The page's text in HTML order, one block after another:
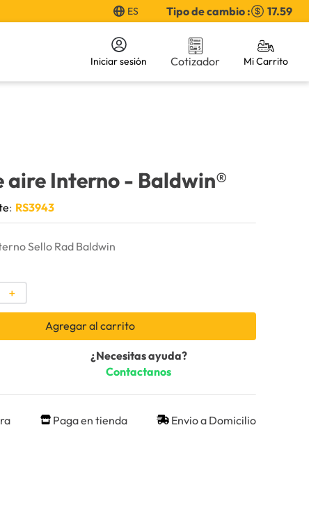
ES Tipo de cambio : 17.59
Iniciar sesión Cotizador
aire Interno- Baldwin®
: RS3943
Sello Rad Baldwin
＋
Agregar al carrito
¿Necesitas ayuda?
Contactanos
Paga en tienda Envio a Domicilio